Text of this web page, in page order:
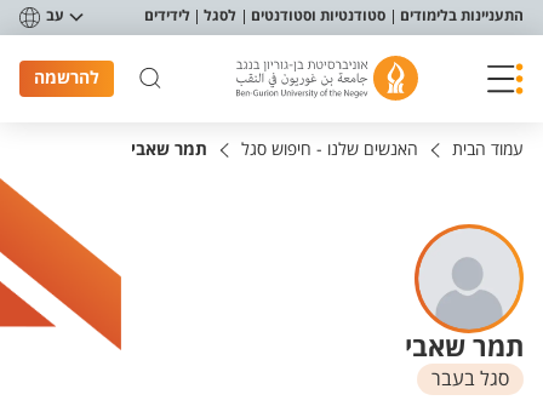
תפריט נגישות
התעניינות בלימודים סטודנטיות וסטודנטים לסגל לידידים עב
להרשמה
עמוד הבית האנשים שלנו - חיפוש סגל תמר שאבי
תמר שאבי
סגל בעבר